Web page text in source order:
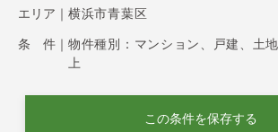
エリア｜ 横浜市青葉区
条 件｜ 物件種別：マンション、戸建、土
上
この条件を保存する